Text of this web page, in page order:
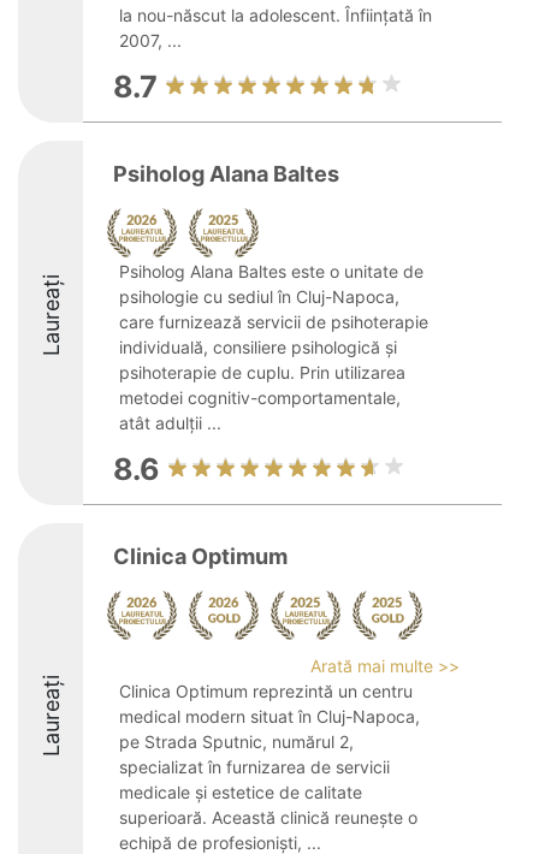
la nou-născut la adolescent. Înființată în
2007, ...
8.7
Laureați
Psiholog Alana Baltes
Psiholog Alana Baltes este o unitate de
psihologie cu sediul în Cluj-Napoca,
care furnizează servicii de psihoterapie
individuală, consiliere psihologică și
psihoterapie de cuplu. Prin utilizarea
metodei cognitiv-comportamentale,
atât adulții ...
8.6
Laureați
Clinica Optimum
Arată mai multe >>
Clinica Optimum reprezintă un centru
medical modern situat în Cluj-Napoca,
pe Strada Sputnic, numărul 2,
specializat în furnizarea de servicii
medicale și estetice de calitate
superioară. Această clinică reunește o
echipă de profesioniști, ...